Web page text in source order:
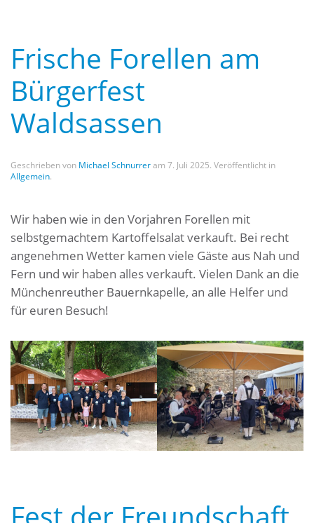
Frische Forellen am
Bürgerfest
Waldsassen
Geschrieben von Michael Schnurreram 7. Juli 2025. Veröffentlicht in
Allgemein.
Wir haben wie in den Vorjahren Forellen mit
selbstgemachtem Kartoffelsalat verkauft. Bei recht
angenehmen Wetter kamen viele Gäste aus Nah und
Fern und wir haben alles verkauft. Vielen Dank an die
Münchenreuther Bauernkapelle, an alle Helfer und
für euren Besuch!
Fest der Freundschaft